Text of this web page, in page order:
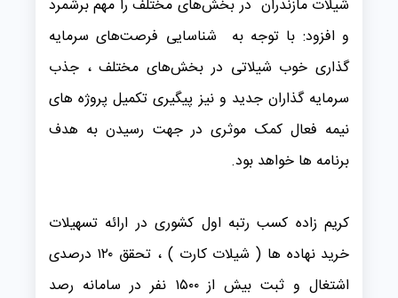
شیلات مازندران در بخش‌های مختلف را مهم برشمرد
و افزود: با توجه به شناسایی فرصت‌های سرمایه
گذاری خوب شیلاتی در بخش‌های مختلف ، جذب
سرمایه گذاران جدید و نیز پیگیری تکمیل پروژه های
نیمه فعال کمک موثری در جهت رسیدن به هدف
برنامه ها خواهد بود.
کریم زاده کسب رتبه اول کشوری در ارائه تسهیلات
خرید نهاده ها ( شیلات کارت ) ، تحقق ۱۲۰ درصدی
اشتغال و ثبت بیش از ۱۵۰۰ نفر در سامانه رصد